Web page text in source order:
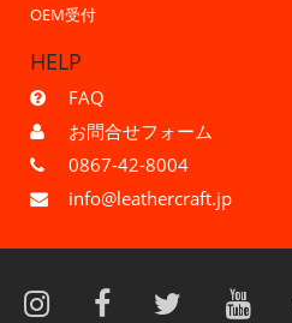
OEM受付
HELP
FAQ
お問合せフォーム
0867-42-8004
info@leathercraft.jp